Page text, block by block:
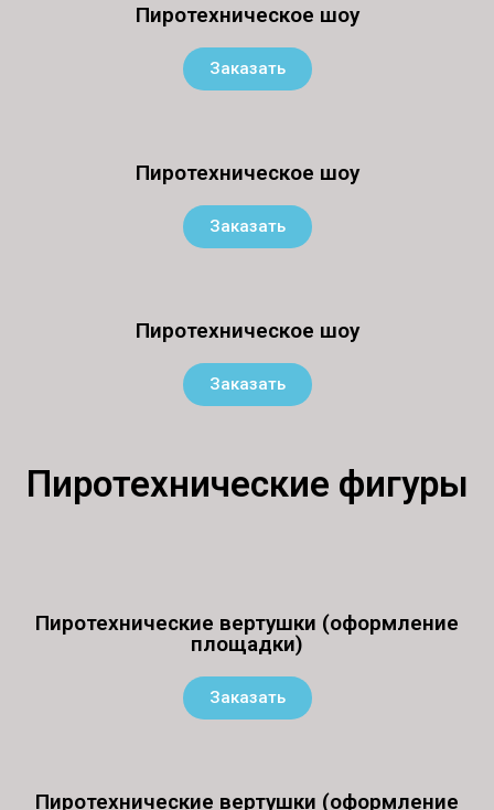
Пиротехническое шоу
Заказать
Пиротехническое шоу
Заказать
Пиротехническое шоу
Заказать
Пиротехнические фигуры
Пиротехнические вертушки (оформление
площадки)
Заказать
Пиротехнические вертушки (оформление